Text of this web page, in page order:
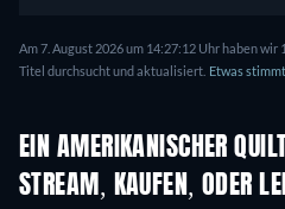
Am 7. August 2026 um 14:27:12 Uhr haben
Titel durchsucht und aktualisiert. Etwas
EIN AMERIKANISCHER
STREAM, KAUFEN, ODER